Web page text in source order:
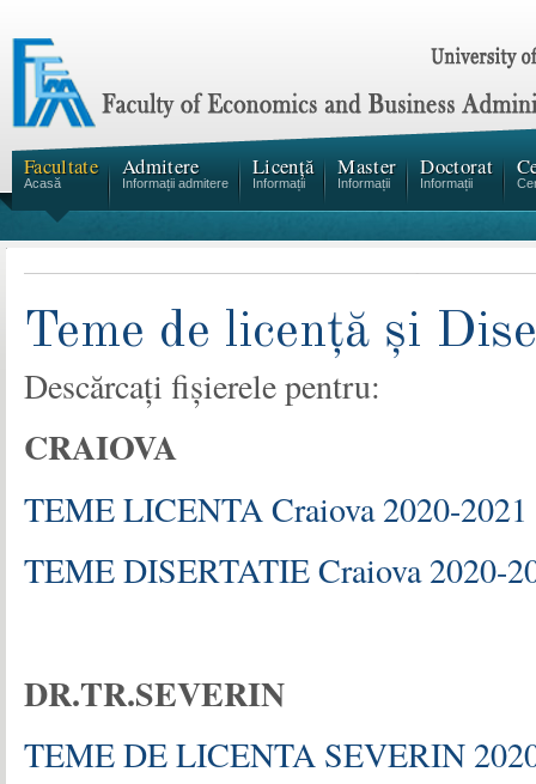
Facultate
Acasă
Admitere
Informații admitere
Licență
Informații
Master
Informații
Doctorat
Informații
Teme de licență și
Descărcați fișierele pentru:
CRAIOVA
TEME LICENTA Craiova 2020-
TEME DISERTATIE Craiova 2020-
DR.TR.SEVERIN
TEME DE LICENTA SEVERIN